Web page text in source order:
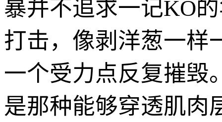
暴并不追求一记KO
打击，像剥洋葱一样
一个受力点反复摧毁
是那种能够穿透肌肉